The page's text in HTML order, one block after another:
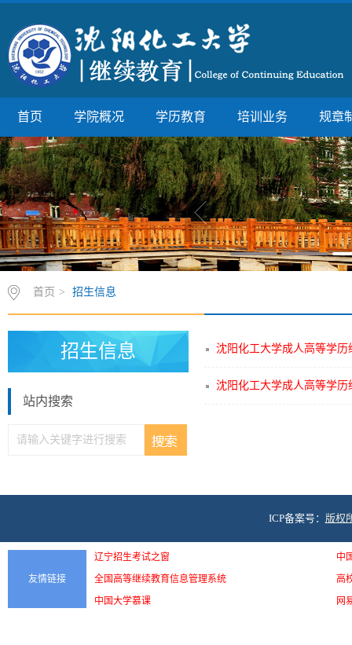
首页 学院概况 学历教育 培训业务 规章
首页 > 招生信息
招生信息
站内搜索
沈阳化工大学成人高等学历
沈阳化工大学成人高等学历
ICP备案号： 版权
友情链接
辽宁招生考试之窗
中
全国高等继续教育信息管理系统
高
中国大学慕课
网